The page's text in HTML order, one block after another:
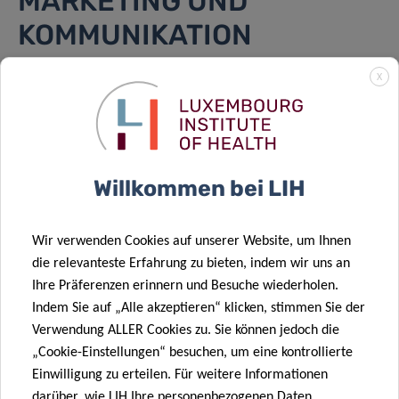
KOMMUNIKATION
Die Marketing and Communication Unit sorgt dafür, dass
alle relevanten Zielgruppen gut über die
Forschungsaktivitäten des LIH informiert sind.
X
Willkommen bei LIH
Wir verwenden Cookies auf unserer Website, um Ihnen
die relevanteste Erfahrung zu bieten, indem wir uns an
Ihre Präferenzen erinnern und Besuche wiederholen.
Indem Sie auf „Alle akzeptieren“ klicken, stimmen Sie der
Verwendung ALLER Cookies zu. Sie können jedoch die
„Cookie-Einstellungen“ besuchen, um eine kontrollierte
Einwilligung zu erteilen. Für weitere Informationen